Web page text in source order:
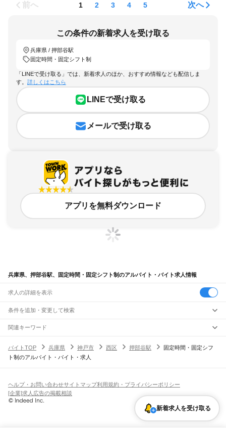
前へ 1 2 3 4 5 次へ
この条件の新着求人を受け取る
兵庫県 / 押部谷駅
固定時間・固定シフト制
「LINEで受け取る」では、新着求人のほか、おすすめ情報なども配信しま
す。 詳しくはこちら
LINEで受け取る
メールで受け取る
アプリを無料ダウンロード
兵庫県、押部谷駅、固定時間・固定シフト制のアルバイト・バイト求人情報
求人の詳細を表示
条件を追加・変更して検索
市区町村を追加・変更
兵庫県すべて
神戸市すべて
西脇市宝塚市三木市高砂市川西市小野市三田市加西市丹波篠山市
丹波市南あわじ市朝来市 たつの市川辺郡多可郡加古郡
神崎郡揖保郡
駅を追加・変更
JR神戸線(神戸～姫路)
神戸駅 兵庫駅 須磨駅 塩屋駅
東加古川駅 加古川駅宝殿駅曽根駅
職種を追加・変更
飲食・フードサービスすべて
ホールスタッフキッチンスタッフ
パン屋（ベーカリー）
バー（BAR）・バーテンダー
飲食店（店長・マネージャー）
人気
日払いOK高校生歓迎 髪型・髪色自由
留学生・外国人活躍中
雇用形態を追加・変更
関連キーワード
バイトTOP
兵庫県 神戸市 西区 押部谷駅
固定時間・固定シフ
ト制のアルバイト・バイト・求人
新着求人を受け取る
ヘルプ・お問い合わせサイトマップ利用規約・プライバシーポリシー
[企業]求人広告の掲載相談